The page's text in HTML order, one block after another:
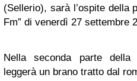
(Sellerio), sarà l’ospite della
Fm” di venerdì 27 settembre
Nella seconda parte della
leggerà un brano tratto dal